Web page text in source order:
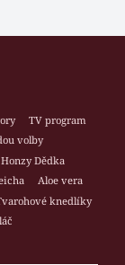
TV program
volby
Dědka
Aloe vera
knedlíky